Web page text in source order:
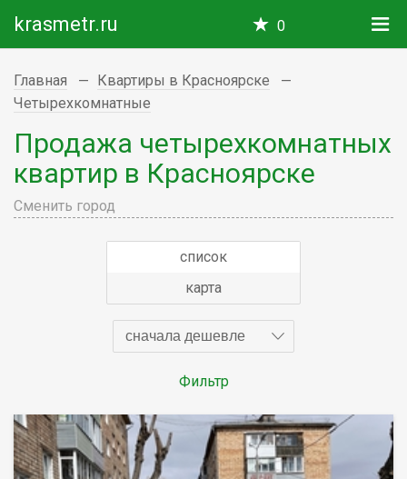
krasmetr.ru 0
Главная
Квартиры в Красноярске
Четырехкомнатные
Продажа четырехкомнатных
квартир в Красноярске
Сменить город
список
карта
сначала дешевле
Фильтр